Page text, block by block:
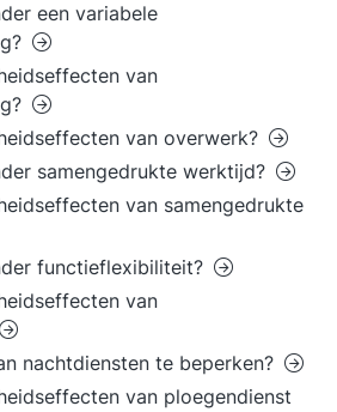
een variabele
van
van overwerk?
samengedrukte werktijd?
van samengedrukte
functieflexibiliteit?
van
nachtdiensten te beperken?
van ploegendienst